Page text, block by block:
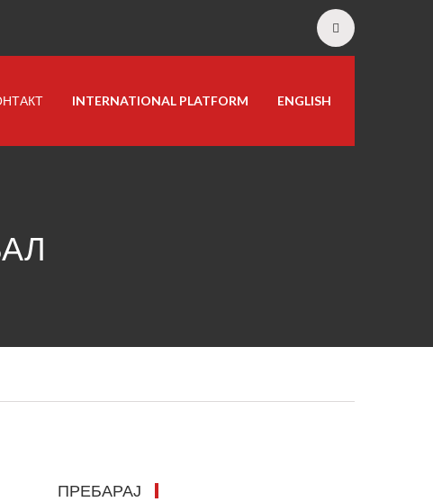
INTERNATIONAL PLATFORM ENGLISH
ПРЕБАРАЈ